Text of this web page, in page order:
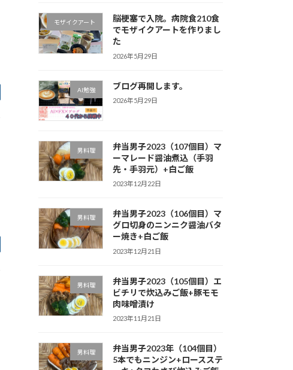
モザイクアート
脳梗塞で入院。病院食210食
でモザイクアートを作りまし
た
2026年5月29日
AI勉強 ブログ再開します。
2026年5月29日
男料理
弁当男子2023（107個目）マ
ーマレード醤油煮込（手羽
先・手羽元）+白ご飯
2023年12月22日
男料理
弁当男子2023（106個目）マ
グロ切身のニンニク醤油バタ
ー焼き+白ご飯
2023年12月21日
男料理
弁当男子2023（105個目）エ
ビチリで炊込みご飯+豚モモ
肉味噌漬け
2023年11月21日
男料理
弁当男子2023年（104個目）
5本でもニンジン+ロースステ